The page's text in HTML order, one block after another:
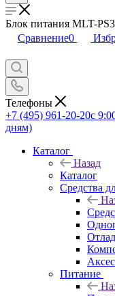
Блок питания MLT-
Сравнение0
Телефоны
+7 (495) 961-20-20с
дням)
Каталог
Назад
Каталог
Средства
Питание